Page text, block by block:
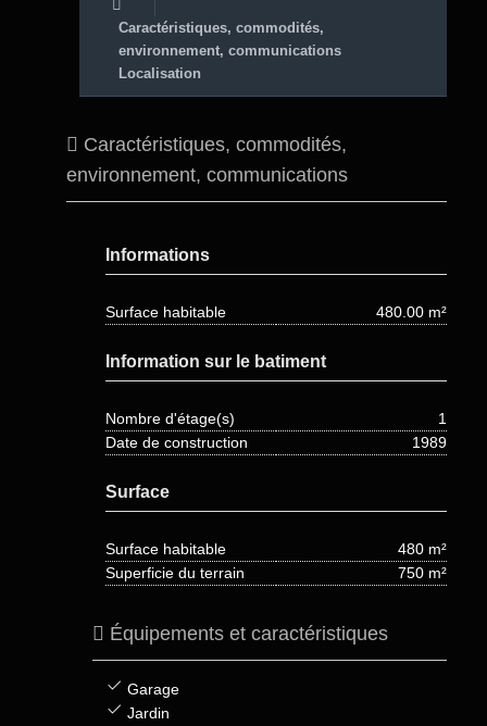
Caractéristiques, commodités,
environnement, communications
Localisation
Caractéristiques, commodités,
environnement, communications
Informations
Surface habitable 480.00 m²
Information sur le batiment
Nombre d'étage(s)
1
Date de construction
1989
Surface
Surface habitable
480 m²
Superficie du terrain
750 m²
Équipements et caractéristiques
Garage
Jardin